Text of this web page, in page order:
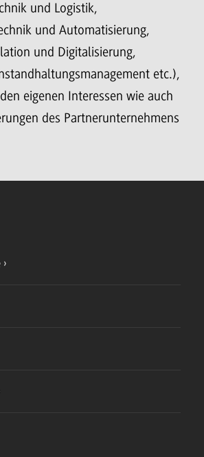
und Logistik,
und Automatisierung,
und Digitalisierung,
etc.),
eigenen Interessen wie auch
des Partnerunternehmens